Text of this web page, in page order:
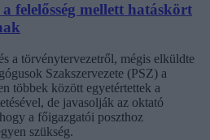
felelősség mellett hatáskört
a törvénytervezetről, mégis elküldte
Szakszervezete (PSZ) a
többek között egyetértettek a
de javasolják az oktató
a főigazgatói poszthoz
szükség.